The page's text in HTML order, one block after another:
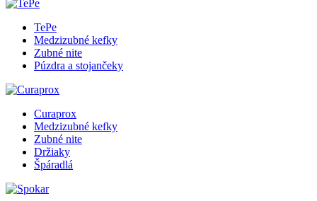
TePe
Medzizubné kefky
Zubné nite
Púzdra a stojančeky
Curaprox
Medzizubné kefky
Zubné nite
Držiaky
Špáradlá